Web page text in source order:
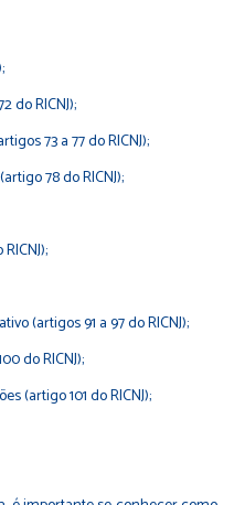
do RICNJ);
73 a 77 do RICNJ);
78 do RICNJ);
(artigos 91 a 97 do RICNJ);
do RICNJ);
(artigo 101 do RICNJ);